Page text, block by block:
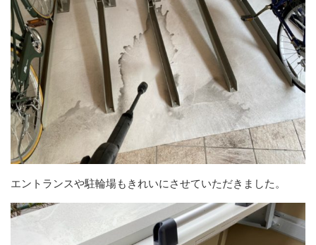
エントランスや駐輪場もきれいにさせていただきました。